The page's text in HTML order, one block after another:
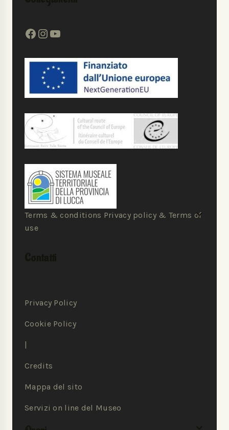
Terms & conditions Privacy policy & Terms of
use
Privacy Policy
Cookie Policy
|
Credits
Mappa del sito
Servizi on line del Museo